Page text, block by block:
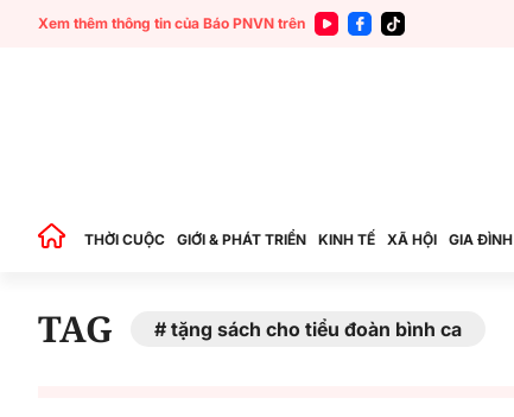
Xem thêm thông tin của Báo PNVN trên
THỜI CUỘC GIỚI & PHÁT TRIỂN KINH TẾ XÃ HỘI GIA ĐÌNH
TAG tặng sách cho tiểu đoàn bình ca